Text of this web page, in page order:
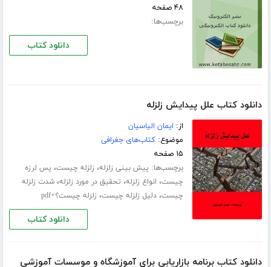
۴۸ صفحه
برچسب‌ها:
دانلود کتاب
دانلود کتاب علل پیدایش زلزله
از: ایمان الیاسیان
موضوع:کتاب‌های جغرافی
۱۵ صفحه
برچسب‌ها: پیش بینی زلزله، زلزله چیست، پس لرزه
چیست، انواع زلزله، تحقیق در مورد زلزله،شدت زلزله
چیست،دلیل زلزله چیست، زلزله چیست؟+pdf
دانلود کتاب
دانلود کتاب برنامه بازاریابی برای آموزشگاه و موسسات آموزشی